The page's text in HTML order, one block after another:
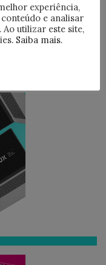
experiência,
e analisar
utilizar este site,
Saiba mais.